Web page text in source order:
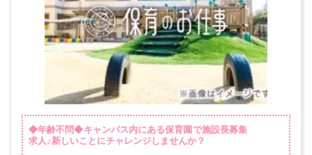
◆年齢不問◆キャンパス内にある保育園で施設長募集
求人♪新しいことにチャレンジしませんか？